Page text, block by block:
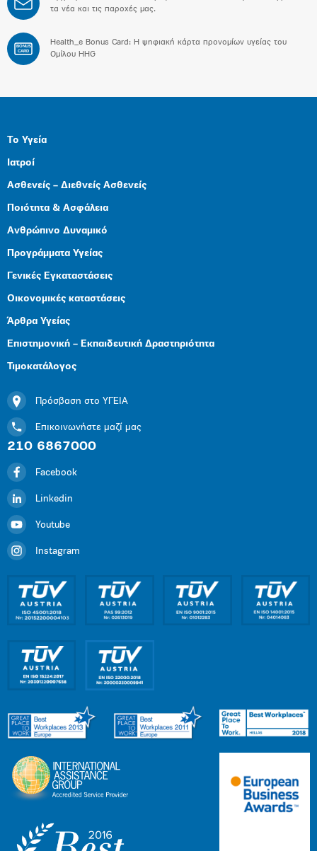
τα νέα και τις παροχές μας.
BONUS
CARD
Health_e Bonus Card: H ψηφιακή κάρτα προνομίων υγείας του
Ομίλου HHG
Το Υγεία
Ιατροί
Ασθενείς – Διεθνείς Ασθενείς
Ποιότητα & Ασφάλεια
Ανθρώπινο Δυναμικό
Προγράμματα Υγείας
Γενικές Εγκαταστάσεις
Οικονομικές καταστάσεις
Άρθρα Υγείας
Επιστημονική – Εκπαιδευτική Δραστηριότητα
Τιμοκατάλογος
Πρόσβαση στο ΥΓΕΙΑ
Επικοινωνήστε μαζί μας
210 6867000
Facebook
Linkedin
Youtube
Instagram